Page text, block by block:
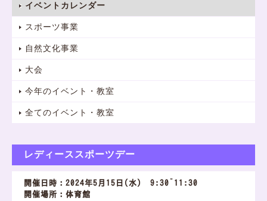
イベントカレンダー
スポーツ事業
自然文化事業
大会
今年のイベント・教室
全てのイベント・教室
レディーススポーツデー
開催日時：2024年5月15日(水) 9:30~11:30
開催場所：体育館